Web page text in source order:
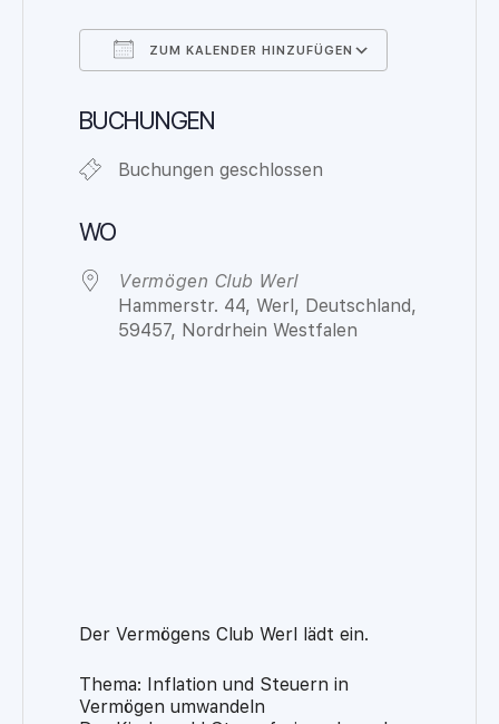
ZUM KALENDER HINZUFÜGEN
BUCHUNGEN
Buchungen geschlossen
WO
Vermögen Club Werl
Hammerstr. 44, Werl, Deutschland,
59457, Nordrhein Westfalen
Der Vermögens Club Werl lädt ein.
Thema: Inflation und Steuern in
Vermögen umwandeln